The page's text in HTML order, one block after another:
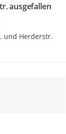
ausgefallen
und Herderstr.